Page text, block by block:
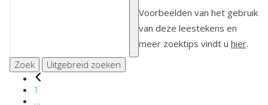
Voorbeelden van het gebruik
van deze leestekens en
meer zoektips vindt u hier.
Zoek
Uitgebreid zoeken
1